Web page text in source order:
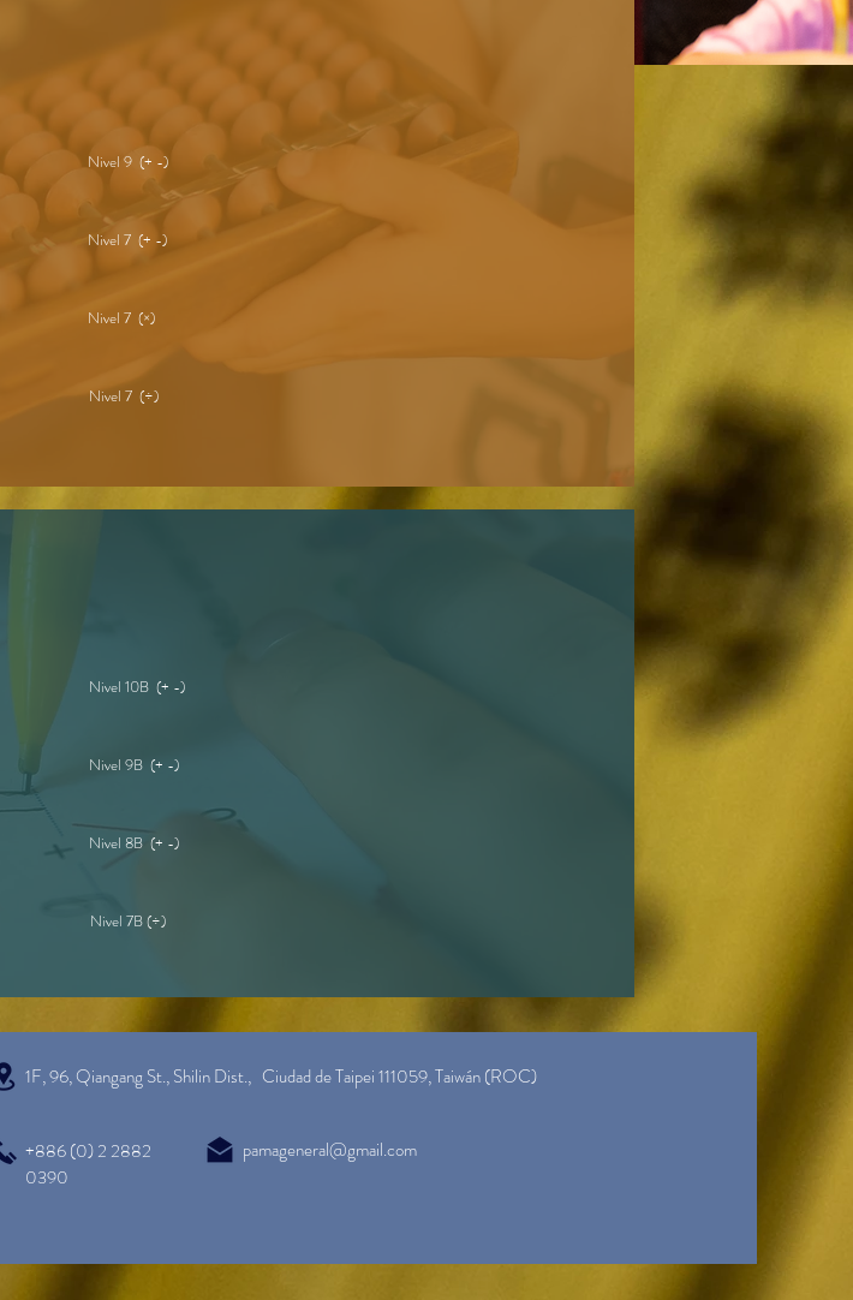
Nivel 9 (+ -)
Nivel 7 (+ -)
Nivel 7 (×)
Nivel 7 (÷)
Nivel 10B (+ -)
Nivel 9B (+ -)
Nivel 8B (+ -)
Nivel 7B (÷)
1F, 96, Qiangang St., Shilin Dist., Ciudad de Taipei 111059, Taiwán (ROC)
+886 (0) 2 2882
0390
pamageneral@gmail.com